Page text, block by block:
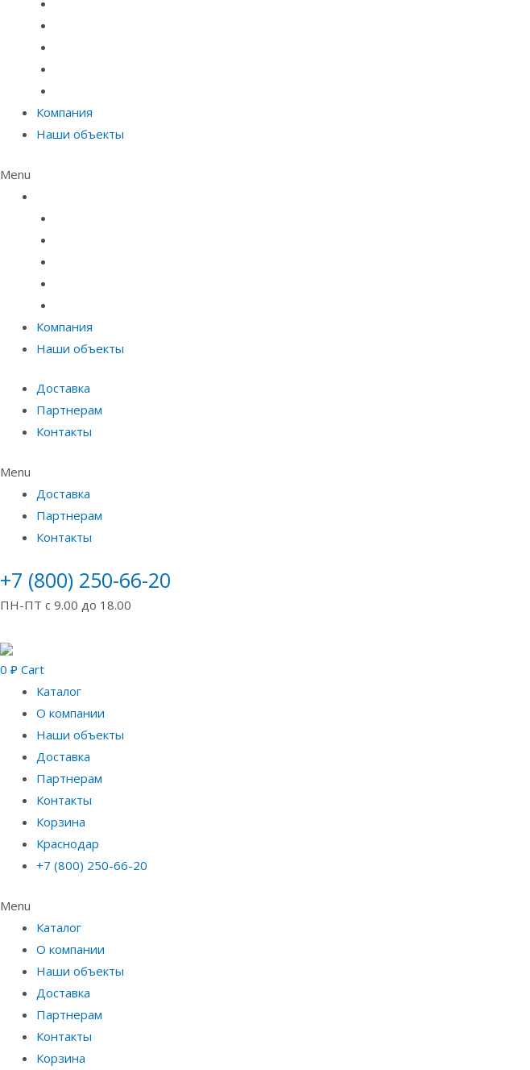
Компания
Наши объекты
Menu
Компания
Наши объекты
Доставка
Партнерам
Контакты
Menu
Доставка
Партнерам
Контакты
+7 (800) 250-66-20
ПН-ПТ с 9.00 до 18.00
0 ₽ Cart
Каталог
О компании
Наши объекты
Доставка
Партнерам
Контакты
Корзина
Краснодар
+7 (800) 250-66-20
Menu
Каталог
О компании
Наши объекты
Доставка
Партнерам
Контакты
Корзина